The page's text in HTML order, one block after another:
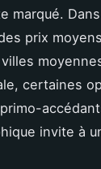
marqué.
prix
villes
certaines
invite à